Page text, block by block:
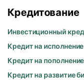
Кредитование
Инвестиционный
Кредит на
Кредит на
Кредит на развитие